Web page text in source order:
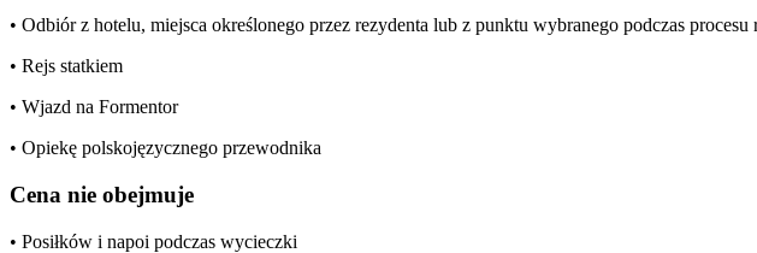
• Odbiór z hotelu, miejsca określonego przez rezydenta lub z punktu wybranego podczas procesu
• Rejs statkiem
• Wjazd na Formentor
• Opiekę polskojęzycznego przewodnika
Cena nie obejmuje
• Posiłków i napoi podczas wycieczki